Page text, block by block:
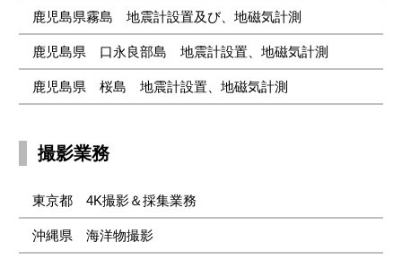
鹿児島県霧島 地震計設置及び、地磁気計測
鹿児島県 口永良部島 地震計設置、地磁気計測
鹿児島県 桜島 地震計設置、地磁気計測
撮影業務
東京都 4K撮影＆採集業務
沖縄県 海洋物撮影